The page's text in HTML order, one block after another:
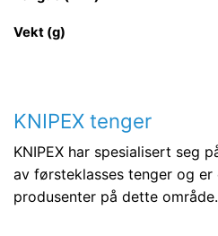
Vekt (g)
KNIPEX tenger
KNIPEX har spesialisert seg
av førsteklasses tenger og er
produsenter på dette område.